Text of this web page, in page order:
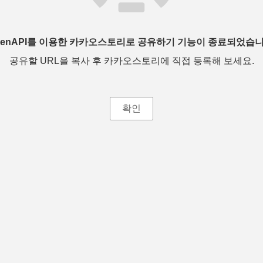
를 이용한 카카오스토리로 공유하기 기능이 종료되었습
공유할 URL을 복사 후 카카오스토리에 직접 등록해 보세요.
확인